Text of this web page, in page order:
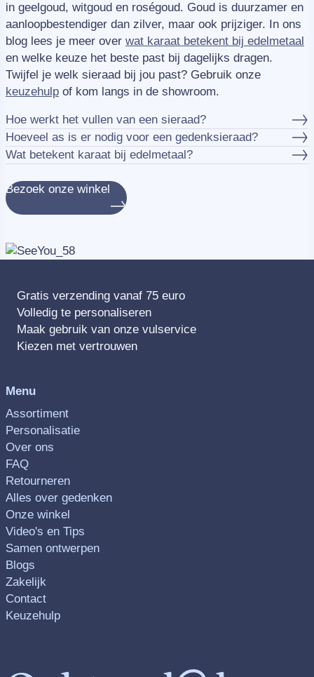
in geelgoud, witgoud en roségoud. Goud is duurzamer en
aanloopbestendiger dan zilver, maar ook prijziger. In ons
blog lees je meer over wat karaat betekent bij edelmetaal
en welke keuze het beste past bij dagelijks dragen.
Twijfel je welk sieraad bij jou past? Gebruik onze
keuzehulp of kom langs in de showroom.
Hoe werkt het vullen van een sieraad?
Hoeveel as is er nodig voor een gedenksieraad?
Wat betekent karaat bij edelmetaal?
Bezoek onze winkel
Gratis verzending vanaf 75 euro
Volledig te personaliseren
Maak gebruik van onze vulservice
Kiezen met vertrouwen
Menu
Assortiment
Personalisatie
Over ons
FAQ
Retourneren
Alles over gedenken
Onze winkel
Video's en Tips
Samen ontwerpen
Blogs
Zakelijk
Contact
Keuzehulp